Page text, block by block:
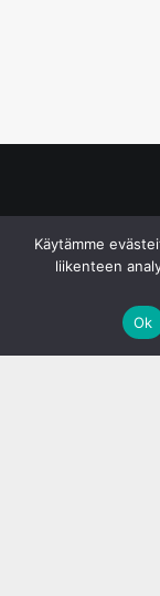
Käytämme
liikenteen
Ok